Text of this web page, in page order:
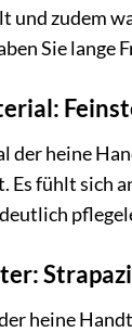
und zudem
Sie lange
der heine
Es fühlt sich
heine